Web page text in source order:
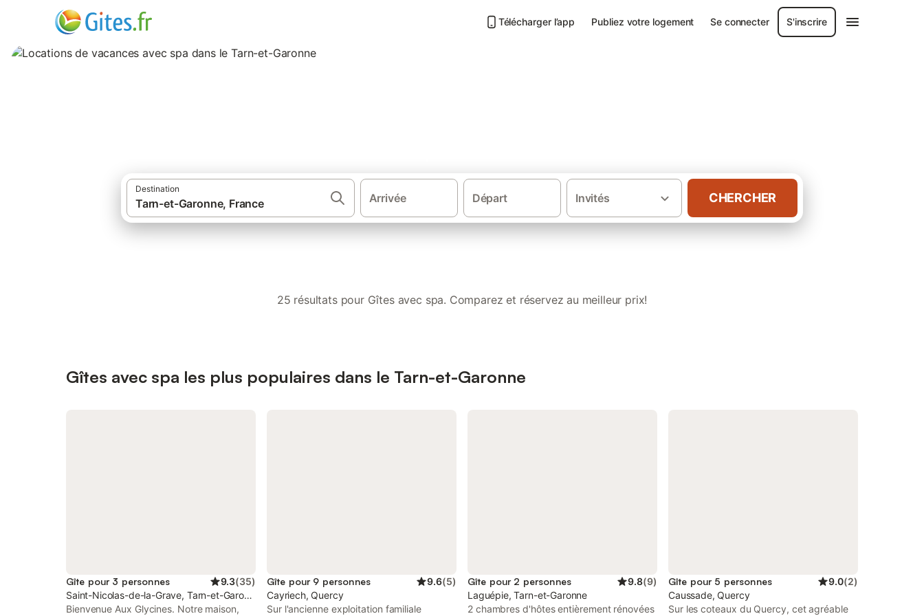
Télécharger l’app Publiez votre logement Se connecter S'inscrire
Destination
Arrivée Départ Invités CHERCHER
25 résultats pour Gîtes avec spa. Comparez et réservez au meilleur prix!
Gîtes avec spa les plus populaires dans le Tarn-et-Garonne
Gîte pour 3 personnes 9.3(35)
Saint-Nicolas-de-la-Grave, Tarn-et-Garonne
Bienvenue Aux Glycines. Notre maison,
Gîte pour 9 personnes 9.6(5)
Cayriech, Quercy
Sur l'ancienne exploitation familiale
Gîte pour 2 personnes 9.8(9)
Laguépie, Tarn-et-Garonne
2 chambres d'hôtes entièrement rénovées
Gîte pour 5 personnes 9.0(2)
Caussade, Quercy
Sur les coteaux du Quercy, cet agréable